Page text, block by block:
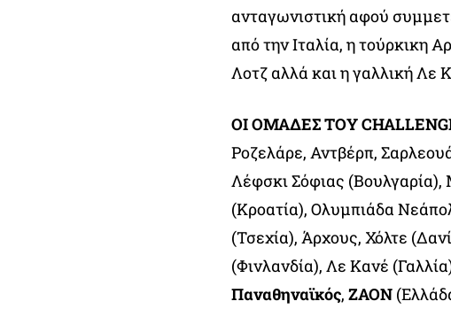
ανταγωνιστική αφού
από την Ιταλία, η τούρκικη
Λοτζ αλλά και η γαλλική Λε
ΟΙ ΟΜΑΔΕΣ ΤΟΥ
Ροζελάρε, Αντβέρπ,
Λέφσκι Σόφιας
(Κροατία), Ολυμπιάδα
(Τσεχία), Άρχους, Χόλτε
(Φινλανδία), Λε Κανέ
Παναθηναϊκός, ΖΑΟΝ